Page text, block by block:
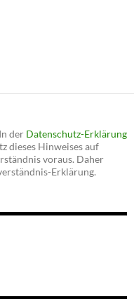
der Datenschutz-Erklärung
dieses Hinweises auf
voraus. Daher
Erklärung.